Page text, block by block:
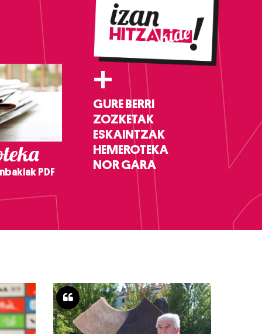
PDF
+
GURE BERRI
ZOZKETAK
ESKAINTZAK
HEMEROTEKA
NOR GARA